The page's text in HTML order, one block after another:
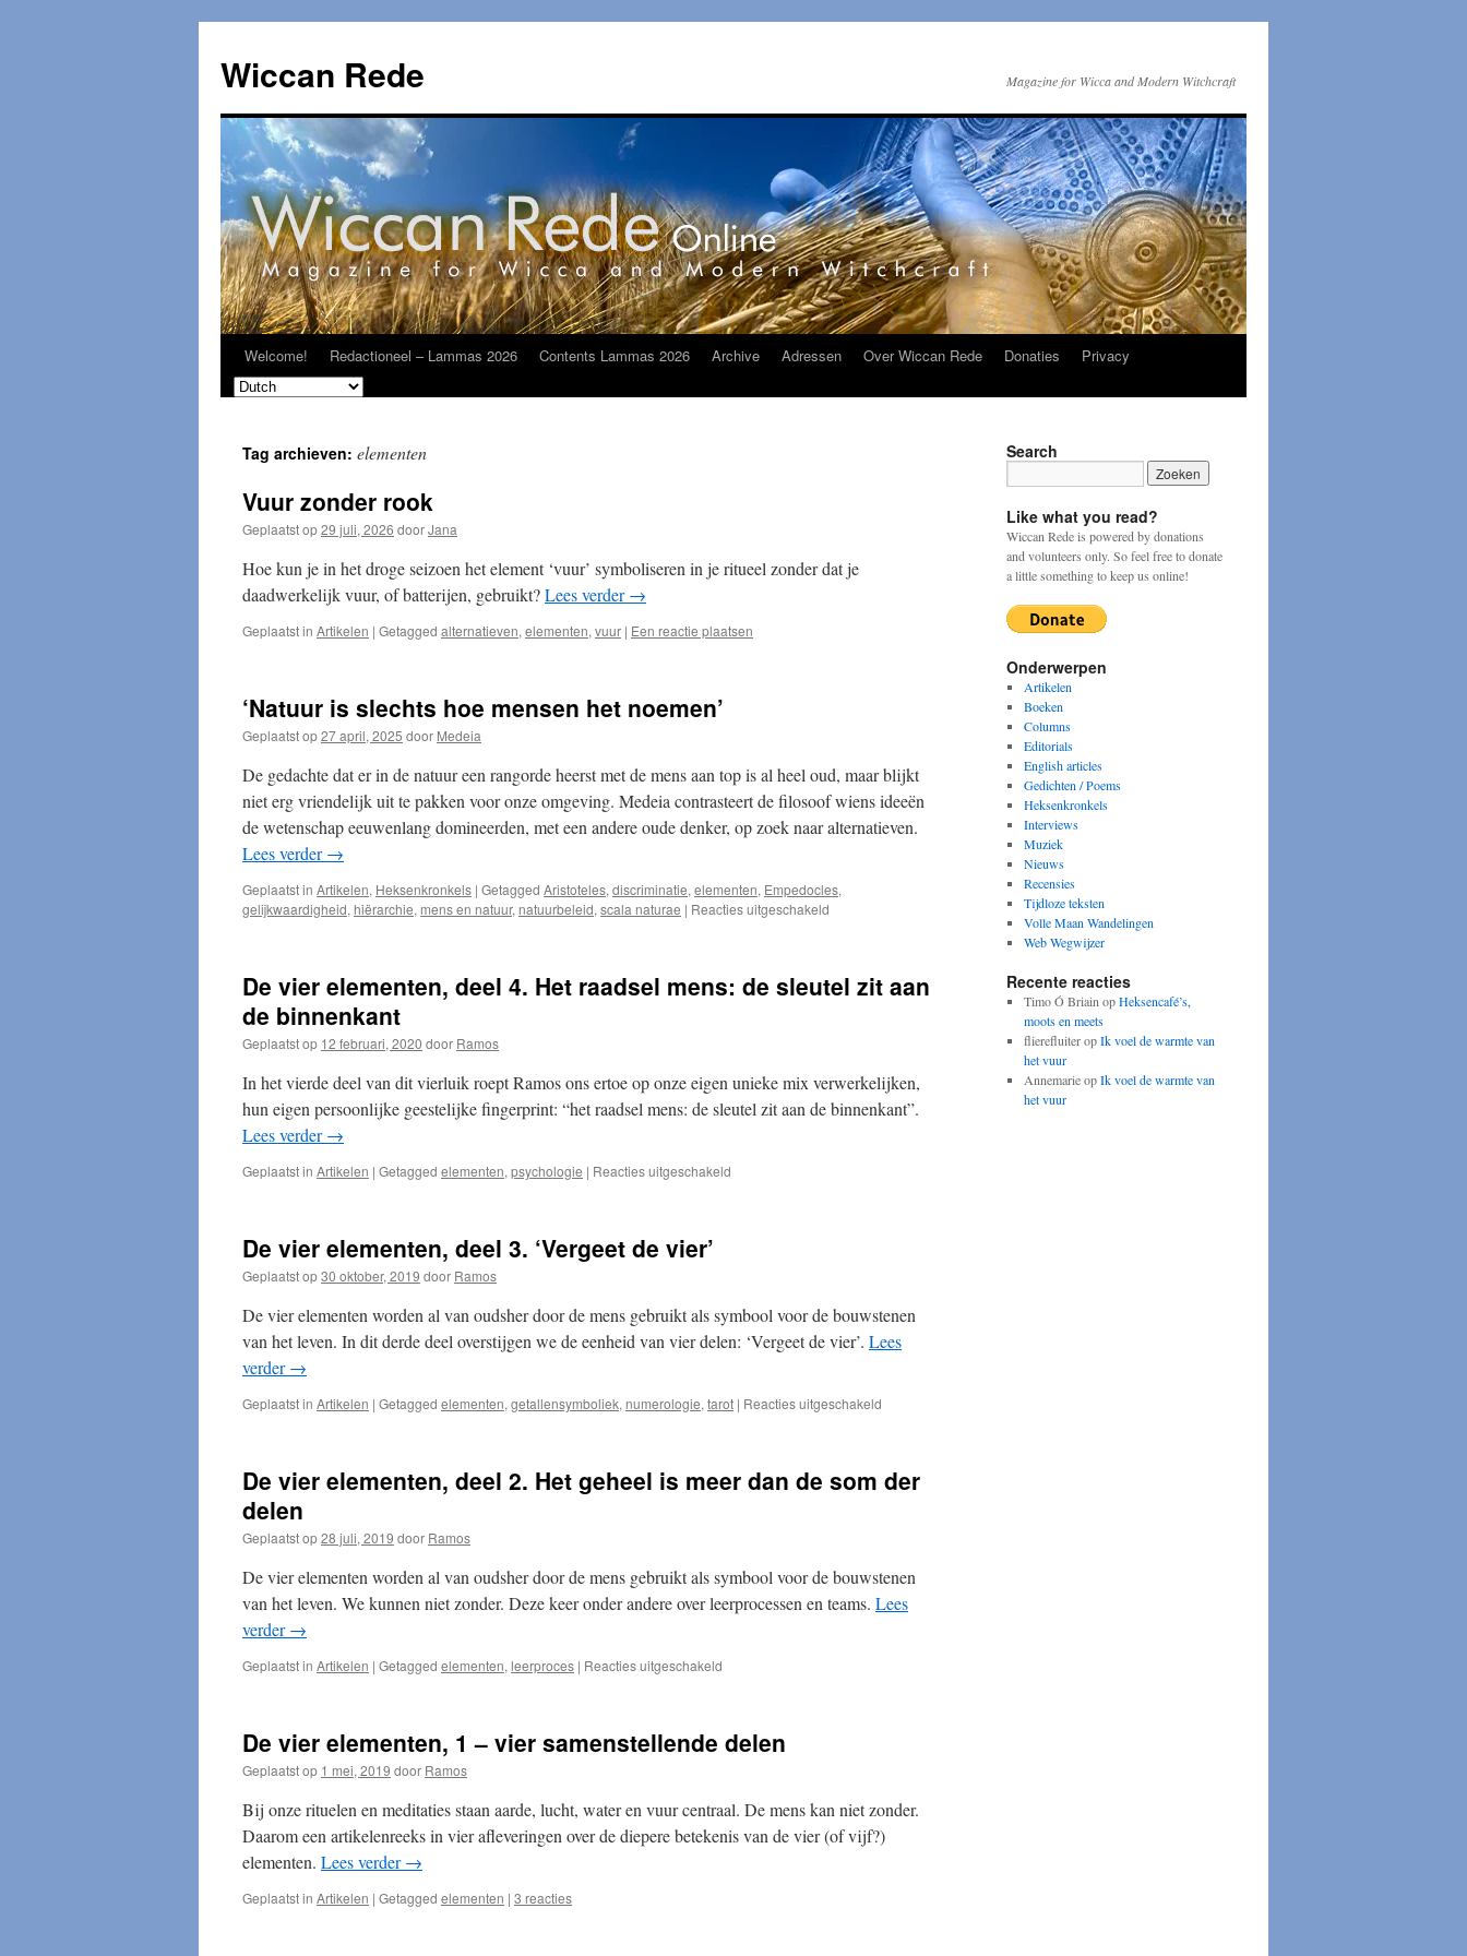
de
inhoud
Wiccan Rede Magazine for Wicca and Modern Witchcraft
Welcome! Redactioneel – Lammas 2026 Contents Lammas 2026 Archive Adressen Over Wiccan Rede Donaties Privacy
Tag archieven: elementen
Vuur zonder rook
Geplaatst op29 juli, 2026 doorJana
Hoe kun je in het droge seizoen het element ‘vuur’ symboliseren in je ritueel zonder dat je
daadwerkelijk vuur, of batterijen, gebruikt?Lees verder→
Geplaatst in Artikelen | Getagged alternatieven, elementen, vuur | Een reactie plaatsen
‘Natuur is slechts hoe mensen het noemen’
Geplaatst op27 april, 2025 door Medeia
De gedachte dat er in de natuur een rangorde heerst met de mens aan top is al heel oud, maar blijkt
niet erg vriendelijk uit te pakken voor onze omgeving. Medeia contrasteert de filosoof wiens ideeën
de wetenschap eeuwenlang domineerden, met een andere oude denker, op zoek naar alternatieven.
Lees verder→
Geplaatst in Artikelen, Heksenkronkels | Getagged Aristoteles, discriminatie, elementen, Empedocles,
gelijkwaardigheid, hiërarchie, mens en natuur, natuurbeleid, scala naturae | Reacties uitgeschakeld
hoe
De vier elementen, deel 4. Het raadsel mens: de sleutel zit aan
de binnenkant
Geplaatst op 12 februari, 2020 door Ramos
In het vierde deel van dit vierluik roept Ramos ons ertoe op onze eigen unieke mix verwerkelijken,
hun eigen persoonlijke geestelijke fingerprint: “het raadsel mens: de sleutel zit aan de binnenkant”.
Lees verder→
Geplaatst in Artikelen | Getagged elementen, psychologie | Reacties uitgeschakeld
raadsel
mens:
de
aan
De vier elementen, deel 3. ‘Vergeet de vier’
Geplaatst op30 oktober, 2019 door Ramos
De vier elementen worden al van oudsher door de mens gebruikt als symbool voor de bouwstenen
van het leven. In dit derde deel overstijgen we de eenheid van vier delen: ‘Vergeet de vier’. Lees
verder→
Geplaatst in Artikelen | Getagged elementen, getallensymboliek, numerologie, tarot | Reacties uitgeschakeld
deel
De vier elementen, deel 2. Het geheel is meer dan de som der
delen
Geplaatst op28 juli, 2019 door Ramos
De vier elementen worden al van oudsher door de mens gebruikt als symbool voor de bouwstenen
van het leven. We kunnen niet zonder. Deze keer onder andere over leerprocessen en teams. Lees
verder→
Geplaatst in Artikelen | Getagged elementen, leerproces | Reacties uitgeschakeld
deel
geheel
is
meer
De vier elementen, 1 – vier samenstellende delen
Geplaatst op 1 mei, 2019 door Ramos
Bij onze rituelen en meditaties staan aarde, lucht, water en vuur centraal. De mens kan niet zonder.
Daarom een artikelenreeks in vier afleveringen over de diepere betekenis van de vier (of vijf?)
elementen. Lees verder→
Geplaatst in Artikelen | Getagged elementen | 3 reacties
Search
Like what you read?
Wiccan Rede is powered by donations
and volunteers only. So feel free to donate
a little something to keep us online!
Onderwerpen
Artikelen
Boeken
Columns
Editorials
English articles
Gedichten / Poems
Heksenkronkels
Interviews
Muziek
Nieuws
Recensies
Tijdloze teksten
Volle Maan Wandelingen
Web Wegwijzer
Recente reacties
Timo Ó Briain opHeksencafé’s,
moots en meets
flierefluiteropIk voel de warmte van
het vuur
AnnemarieopIk voel de warmte van
het vuur